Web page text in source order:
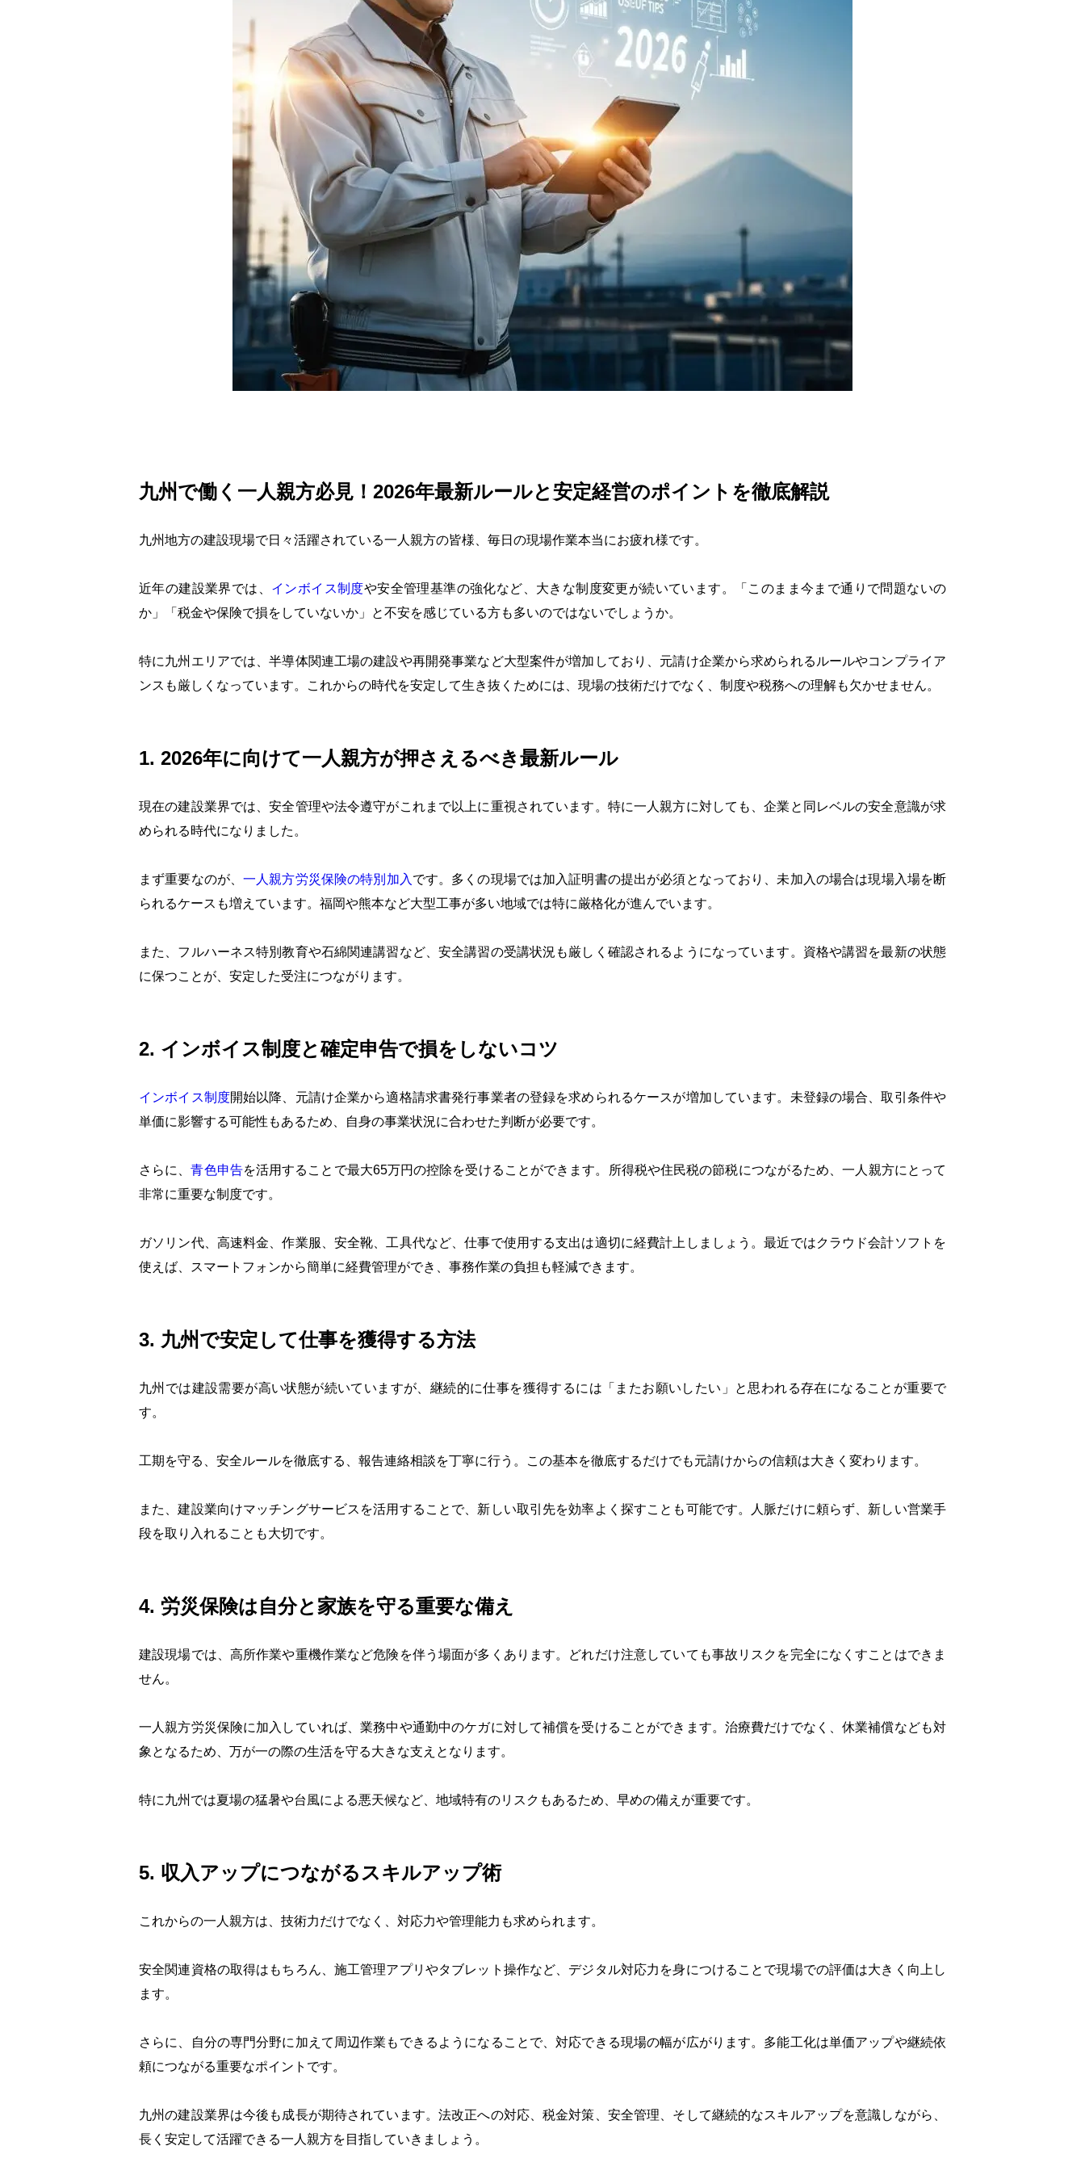
九州で働く一人親方必見！2026年最新ルールと安定経営のポイントを徹底解説
九州地方の建設現場で日々活躍されている一人親方の皆様、毎日の現場作業本当にお疲れ様です。
近年の建設業界では、 インボイス制度や安全管理基準の強化など、大きな制度変更が続いています。「このまま今まで通りで問題ないの
か」「税金や保険で損をしていないか」と不安を感じている方も多いのではないでしょうか。
特に九州エリアでは、半導体関連工場の建設や再開発事業など大型案件が増加しており、元請け企業から求められるルールやコンプライア
ンスも厳しくなっています。これからの時代を安定して生き抜くためには、現場の技術だけでなく、制度や税務への理解も欠かせません。
1. 2026年に向けて一人親方が押さえるべき最新ルール
現在の建設業界では、安全管理や法令遵守がこれまで以上に重視されています。特に一人親方に対しても、企業と同レベルの安全意識が求
められる時代になりました。
まず重要なのが、一人親方労災保険の特別加入 です。多くの現場では加入証明書の提出が必須となっており、未加入の場合は現場入場を断
られるケースも増えています。福岡や熊本など大型工事が多い地域では特に厳格化が進んでいます。
また、フルハーネス特別教育や石綿関連講習など、安全講習の受講状況も厳しく確認されるようになっています。資格や講習を最新の状態
に保つことが、安定した受注につながります。
2. インボイス制度と確定申告で損をしないコツ
インボイス制度開始以降、元請け企業から適格請求書発行事業者の登録を求められるケースが増加しています。未登録の場合、取引条件や
単価に影響する可能性もあるため、自身の事業状況に合わせた判断が必要です。
さらに、青色申告を活用することで最大65万円の控除を受けることができます。所得税や住民税の節税につながるため、一人親方にとって
非常に重要な制度です。
ガソリン代、高速料金、作業服、安全靴、工具代など、仕事で使用する支出は適切に経費計上しましょう。最近ではクラウド会計ソフトを
使えば、スマートフォンから簡単に経費管理ができ、事務作業の負担も軽減できます。
3. 九州で安定して仕事を獲得する方法
九州では建設需要が高い状態が続いていますが、継続的に仕事を獲得するには「またお願いしたい」と思われる存在になることが重要で
す。
工期を守る、安全ルールを徹底する、報告連絡相談を丁寧に行う。この基本を徹底するだけでも元請けからの信頼は大きく変わります。
また、建設業向けマッチングサービスを活用することで、新しい取引先を効率よく探すことも可能です。人脈だけに頼らず、新しい営業手
段を取り入れることも大切です。
4. 労災保険は自分と家族を守る重要な備え
建設現場では、高所作業や重機作業など危険を伴う場面が多くあります。どれだけ注意していても事故リスクを完全になくすことはできま
せん。
一人親方労災保険に加入していれば、業務中や通勤中のケガに対して補償を受けることができます。治療費だけでなく、休業補償なども対
象となるため、万が一の際の生活を守る大きな支えとなります。
特に九州では夏場の猛暑や台風による悪天候など、地域特有のリスクもあるため、早めの備えが重要です。
5. 収入アップにつながるスキルアップ術
これからの一人親方は、技術力だけでなく、対応力や管理能力も求められます。
安全関連資格の取得はもちろん、施工管理アプリやタブレット操作など、デジタル対応力を身につけることで現場での評価は大きく向上し
ます。
さらに、自分の専門分野に加えて周辺作業もできるようになることで、対応できる現場の幅が広がります。多能工化は単価アップや継続依
頼につながる重要なポイントです。
九州の建設業界は今後も成長が期待されています。法改正への対応、税金対策、安全管理、そして継続的なスキルアップを意識しながら、
長く安定して活躍できる一人親方を目指していきましょう。